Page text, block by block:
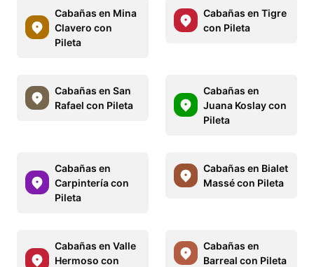
Cabañas en Mina
Clavero con
Pileta
Cabañas en Tigre
con Pileta
Cabañas en San
Rafael con Pileta
Cabañas en
Juana Koslay con
Pileta
Cabañas en
Carpintería con
Pileta
Cabañas en Bialet
Massé con Pileta
Cabañas en Valle
Hermoso con
Cabañas en
Barreal con Pileta